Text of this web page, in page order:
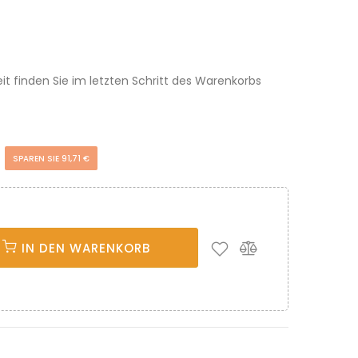
finden Sie im letzten Schritt des Warenkorbs
SPAREN SIE 91,71 €
IN DEN WARENKORB